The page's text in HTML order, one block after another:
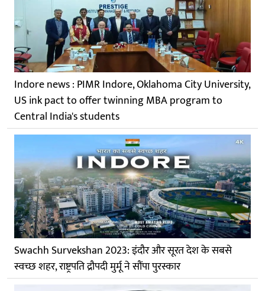
Indore news : PIMR Indore, Oklahoma City University,
US ink pact to offer twinning MBA program to
Central India's students
Swachh Survekshan 2023: इंदौर और सूरत देश के सबसे
स्वच्छ शहर, राष्ट्रपति द्रौपदी मुर्मू ने सौंपा पुरस्कार